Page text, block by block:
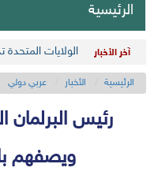
الرئيسية
آخر الأخبار الولايات
الرئيسية الأخبار عربي دولي
رئيس البرلمان
ويصفهم